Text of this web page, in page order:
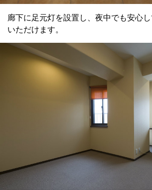
廊下に足元灯を設置し、夜中でも安心
いただけます。